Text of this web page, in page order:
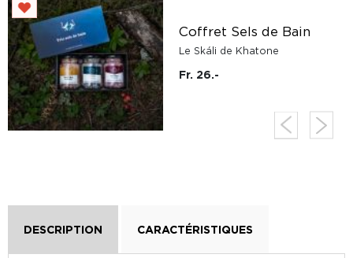
Coffret Sels de Bain
Le Skáli de Khatone
Fr. 26.-
DESCRIPTION CARACTÉRISTIQUES